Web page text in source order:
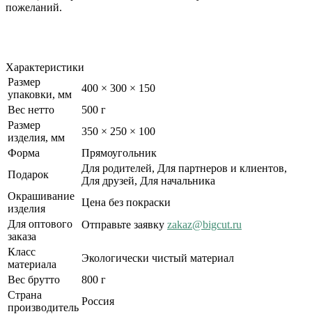
пожеланий.
Характеристики
Размер
упаковки, мм
400 × 300 × 150
Вес нетто
500 г
Размер
изделия, мм
350 × 250 × 100
Форма
Прямоугольник
Подарок
Для родителей, Для партнеров и клиентов,
Для друзей, Для начальника
Окрашивание
изделия
Цена без покраски
Для оптового
заказа
Отправьте заявку zakaz@bigcut.ru
Класс
материала
Экологически чистый материал
Вес брутто
800 г
Страна
производитель
Россия